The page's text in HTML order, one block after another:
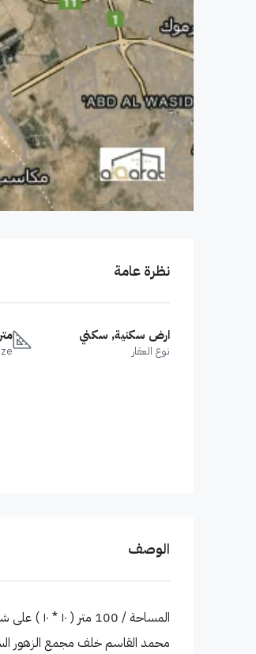
نظرة عامة
ارض سكنية, سكني
نوع العقار
الوصف
محمد القاسم خلف مجمع الزهور السكني نوع